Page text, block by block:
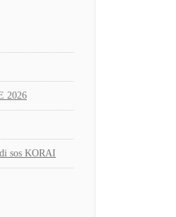
2026
sos KORAI